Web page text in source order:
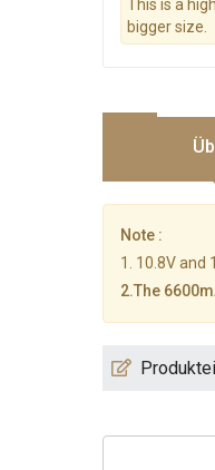
This is a
bigger size.
Note :
1. 10.8V and
2.The